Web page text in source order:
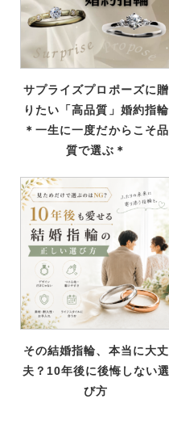
サプライズプロポーズに贈
りたい「高品質」婚約指輪
＊一生に一度だからこそ品
質で選ぶ＊
その結婚指輪、本当に大丈
夫？10年後に後悔しない選
び方